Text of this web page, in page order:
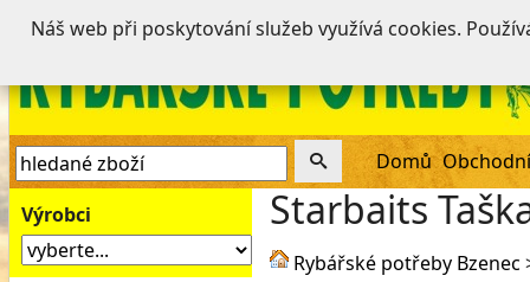
Domů
Výrobci Starbaits
Rybářské potřeby Bzenec
Náš web při poskytování služeb využívá cookies.